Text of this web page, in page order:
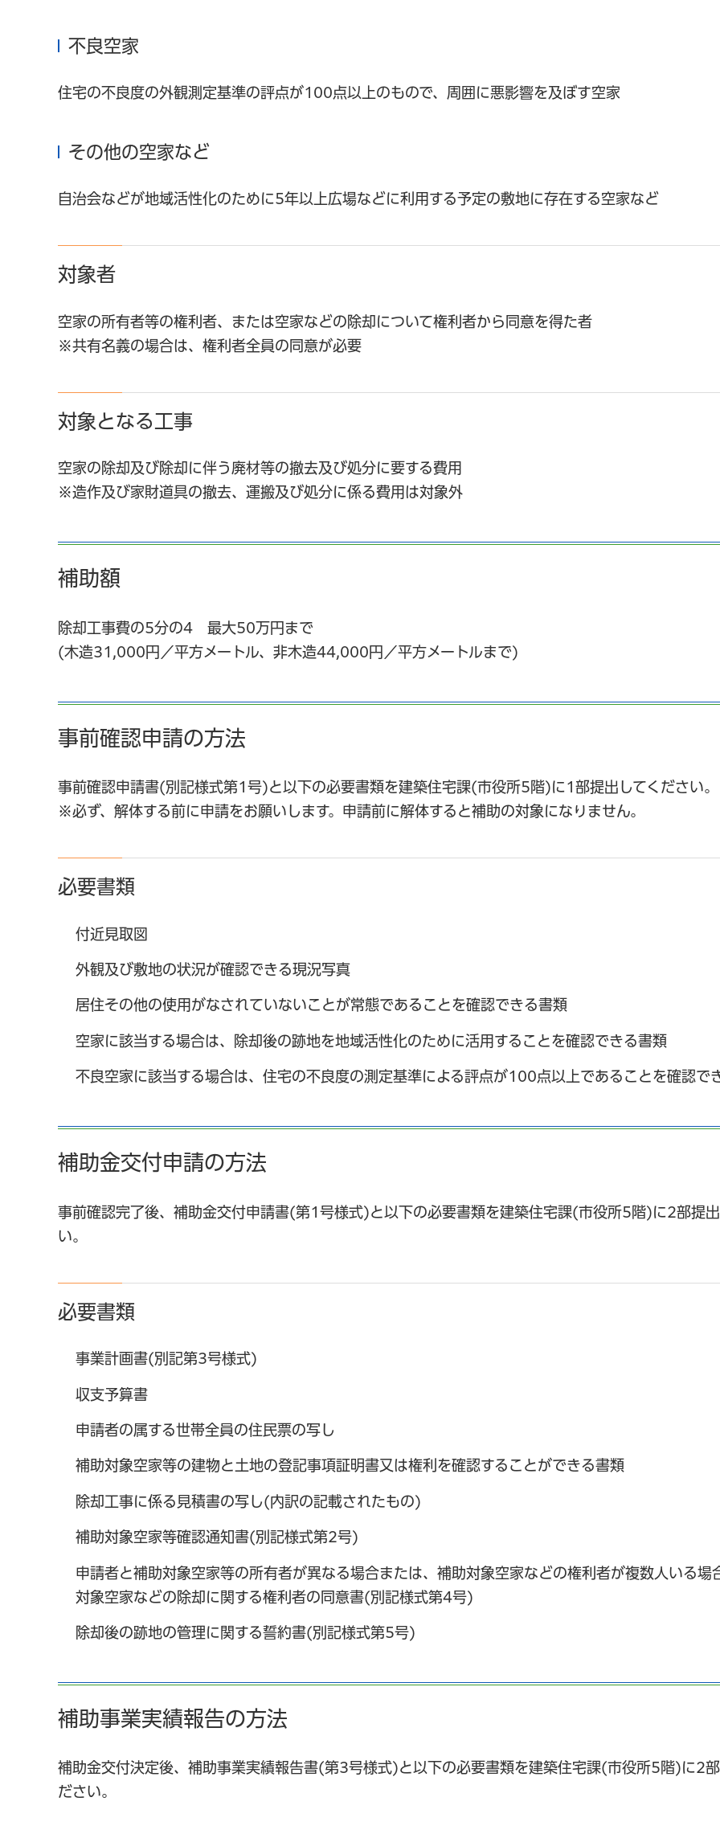
不良空家
住宅の不良度の外観測定基準の評点が100点以上のもので、周囲に悪影響を及ぼす空家
その他の空家など
自治会などが地域活性化のために5年以上広場などに利用する予定の敷地に存在する空家など
対象者
空家の所有者等の権利者、または空家などの除却について権利者から同意を得た者
※共有名義の場合は、権利者全員の同意が必要
対象となる工事
空家の除却及び除却に伴う廃材等の撤去及び処分に要する費用
※造作及び家財道具の撤去、運搬及び処分に係る費用は対象外
補助額
除却工事費の5分の4 最大50万円まで
(木造31,000円／平方メートル、非木造44,000円／平方メートルまで)
事前確認申請の方法
事前確認申請書(別記様式第1号)と以下の必要書類を建築住宅課(市役所5階)に1部提出してください。
※必ず、解体する前に申請をお願いします。申請前に解体すると補助の対象になりません。
必要書類
付近見取図
外観及び敷地の状況が確認できる現況写真
居住その他の使用がなされていないことが常態であることを確認できる書類
空家に該当する場合は、除却後の跡地を地域活性化のために活用することを確認できる書類
不良空家に該当する場合は、住宅の不良度の測定基準による評点が100点以上であることを確認で
補助金交付申請の方法
事前確認完了後、補助金交付申請書(第1号様式)と以下の必要書類を建築住宅課(市役所5階)に2部提
い。
必要書類
事業計画書(別記第3号様式)
収支予算書
申請者の属する世帯全員の住民票の写し
補助対象空家等の建物と土地の登記事項証明書又は権利を確認することができる書類
除却工事に係る見積書の写し(内訳の記載されたもの)
補助対象空家等確認通知書(別記様式第2号)
申請者と補助対象空家等の所有者が異なる場合または、補助対象空家などの権利者が複数人いる場
対象空家などの除却に関する権利者の同意書(別記様式第4号)
除却後の跡地の管理に関する誓約書(別記様式第5号)
補助事業実績報告の方法
補助金交付決定後、補助事業実績報告書(第3号様式)と以下の必要書類を建築住宅課(市役所5階)に2
ださい。